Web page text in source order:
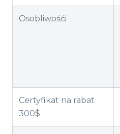
Osobliwośći
Certyfikat na rabat
300$